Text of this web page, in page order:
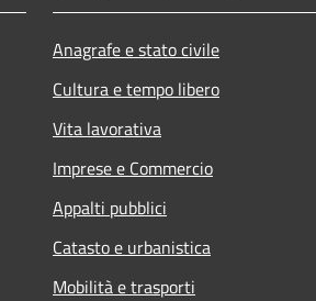
Anagrafe e stato civile
Cultura e tempo libero
Vita lavorativa
Imprese e Commercio
Appalti pubblici
Catasto e urbanistica
Mobilità e trasporti